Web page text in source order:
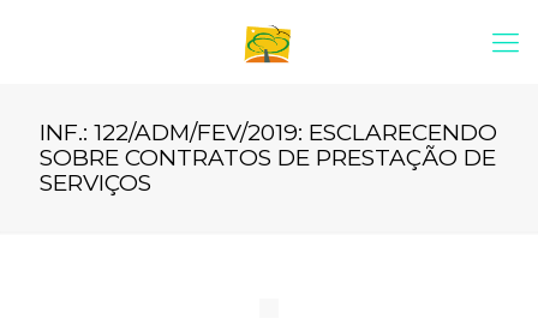
INF.: 122/ADM/FEV/2019: ESCLARECENDO
SOBRE CONTRATOS DE PRESTAÇÃO DE
SERVIÇOS